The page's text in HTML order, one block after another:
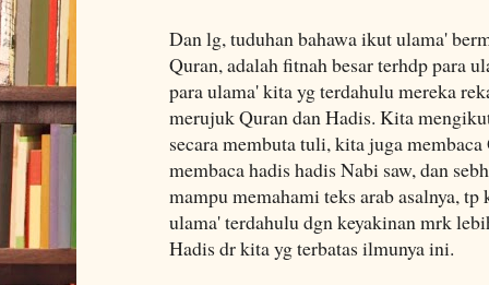
Dan lg, tuduhan bahawa ikut ulama'
Quran, adalah fitnah besar terhdp para
para ulama' kita yg terdahulu mereka
merujuk Quran dan Hadis. Kita
secara membuta tuli, kita juga
membaca hadis hadis Nabi saw, dan
mampu memahami teks arab asalnya,
ulama' terdahulu dgn keyakinan mrk
Hadis dr kita yg terbatas ilmunya ini.